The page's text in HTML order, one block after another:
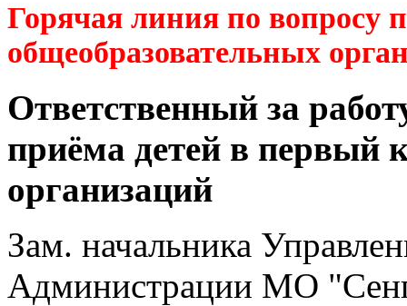
Горячая линия по вопросу
общеобразовательных
Ответственный за
приёма детей в первый
организаций
Зам. начальника
Администрации МО